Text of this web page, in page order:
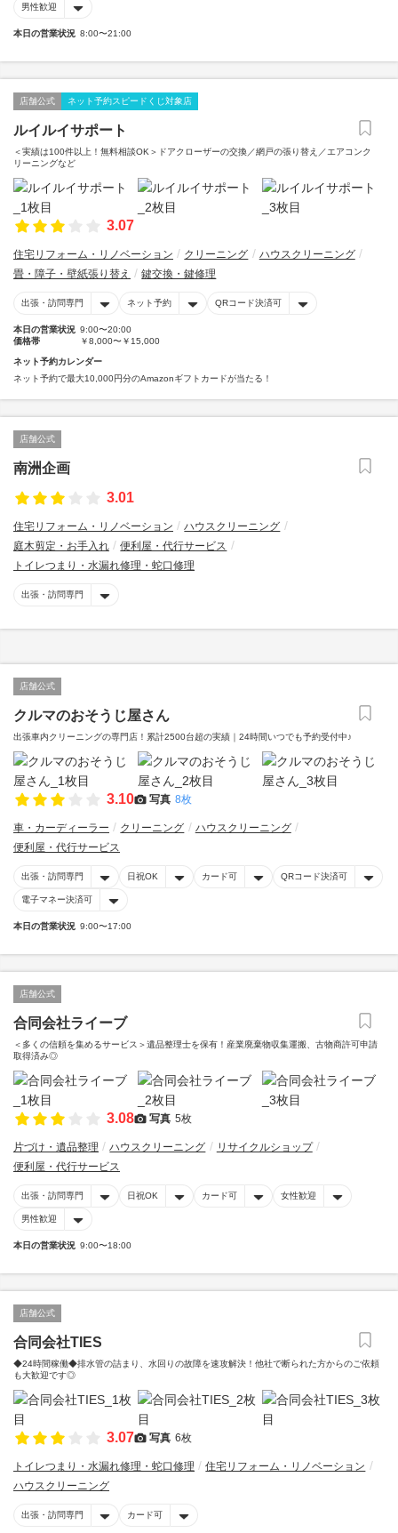
男性歓迎
本日の営業状況 8:00〜21:00
店舗公式 ネット予約スピードくじ対象店
ルイルイサポート
＜実績は100件以上！無料相談OK＞ドアクローザーの交換／網戸の張り替え／エアコンク
リーニングなど
3.07
住宅リフォーム・リノベーション クリーニング
ハウスクリーニング
畳・障子・壁紙張り替え
鍵交換・鍵修理
出張・訪問専門 ネット予約 QRコード決済可
本日の営業状況 9:00〜20:00
価格帯
￥8,000〜￥15,000
ネット予約カレンダー
ネット予約で最大10,000円分のAmazonギフトカードが当たる！
店舗公式
南洲企画
3.01
住宅リフォーム・リノベーション
ハウスクリーニング
庭木剪定・お手入れ
便利屋・代行サービス
トイレつまり・水漏れ修理・蛇口修理
出張・訪問専門
店舗公式
クルマのおそうじ屋さん
出張車内クリーニングの専門店！累計2500台超の実績｜24時間いつでも予約受付中♪
3.10 写真 8枚
車・カーディーラー クリーニング
ハウスクリーニング
便利屋・代行サービス
出張・訪問専門 日祝OK カード可 QRコード決済可
電子マネー決済可
本日の営業状況 9:00〜17:00
店舗公式
合同会社ライーブ
＜多くの信頼を集めるサービス＞遺品整理士を保有！産業廃棄物収集運搬、古物商許可申請
取得済み◎
3.08 写真 5枚
片づけ・遺品整理 ハウスクリーニング
リサイクルショップ
便利屋・代行サービス
出張・訪問専門 日祝OK カード可 女性歓迎
男性歓迎
本日の営業状況 9:00〜18:00
店舗公式
合同会社TIES
◆24時間稼働◆排水管の詰まり、水回りの故障を速攻解決！他社で断られた方からのご依頼
も大歓迎です◎
3.07 写真 6枚
トイレつまり・水漏れ修理・蛇口修理
住宅リフォーム・リノベーション
ハウスクリーニング
出張・訪問専門 カード可